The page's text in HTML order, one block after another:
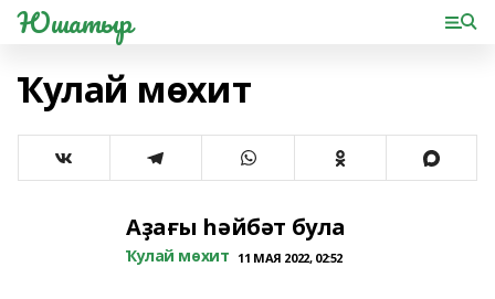
Юшатыр
Ҡулай мөхит
Аҙағы һәйбәт була
Ҡулай мөхит 11 МАЯ 2022, 02:52